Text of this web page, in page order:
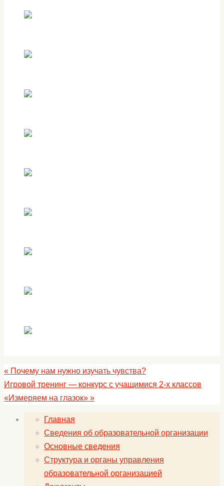
« Почему нам нужно изучать чувства?
Игровой тренинг — конкурс с учащимися 2-х классов
«Измеряем на глазок» »
Главная
Сведения об образовательной организации
Основные сведения
Структура и органы управления
образовательной организацией